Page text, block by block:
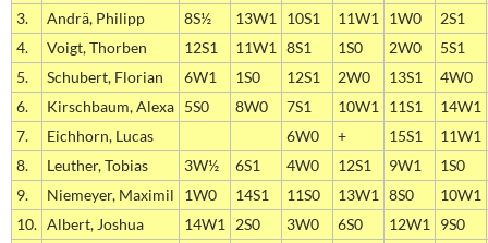
3.
Andrä, Philipp 8S½ 13W1 10S1 11W1 1W0
2S1
4.
Voigt, Thorben 12S1 11W1 8S1 1S0 2W0
5S1
5.
Schubert, Florian 6W1 1S0 12S1 2W0 13S1
4W0
6.
Kirschbaum, Alexa 5S0 8W0 7S1 10W1 11S1
14W1
7.
Eichhorn, Lucas 6W0 + 15S1
11W1
8.
Leuther, Tobias 3W½ 6S1 4W0 12S1 9W1
1S0
9.
Niemeyer, Maximil 1W0 14S1 11S0 13W1 8S0
10W1
10. Albert, Joshua 14W1 2S0 3W0 6S0 12W1
9S0